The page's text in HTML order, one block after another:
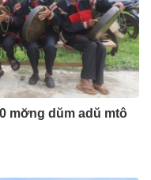
mơ̆ng dŭm adŭ mtô